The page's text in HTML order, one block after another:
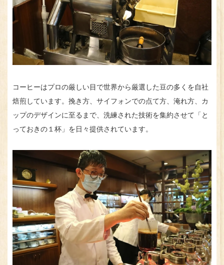
コーヒーはプロの厳しい目で世界から厳選した豆の多くを自社
焙煎しています。挽き方、サイフォンでの点て方、淹れ方、カ
ップのデザインに至るまで、洗練された技術を集約させて「と
っておきの１杯」を日々提供されています。